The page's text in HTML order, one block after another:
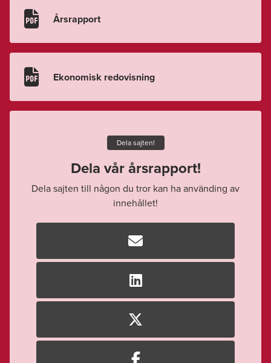
 Årsrapport
 Ekonomisk redovisning
Dela sajten!
Dela vår årsrapport!
Dela sajten till någon du tror kan ha använding av
innehållet!



